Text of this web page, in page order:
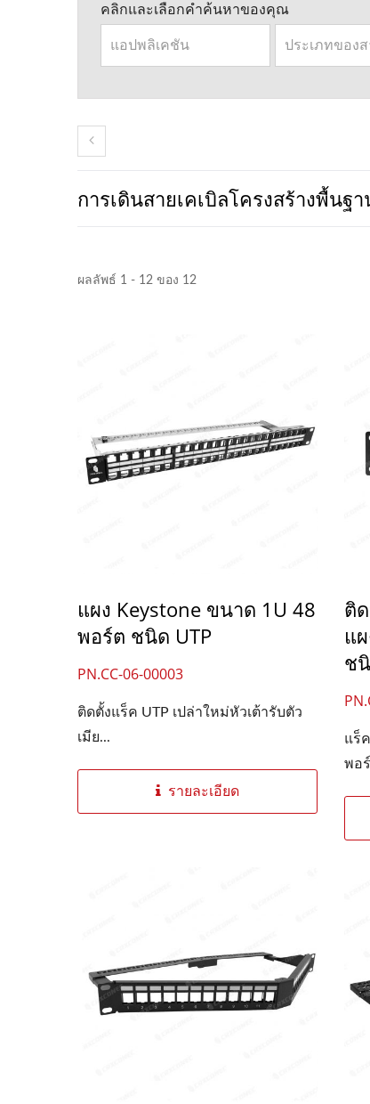
คลิกและเลือกคำค้นหาของคุณ
การเดินสายเคเบิลโครงสร้างพื้นฐ
ผลลัพธ์ 1 - 12 ของ 12
แผง Keystone ขนาด 1U 48
พอร์ต ชนิด UTP
PN.CC-06-00003
ติดตั้งแร็ค UTP เปล่าใหม่หัวเต้ารับตัว
เมีย...
รายละเอียด
ติ
แ
ช
แร็
พอ